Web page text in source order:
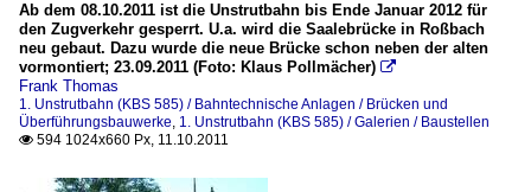
Ab dem 08.10.2011 ist die Unstrutbahn bis Ende Januar 2012 für
den Zugverkehr gesperrt. U.a. wird die Saalebrücke in Roßbach
neu gebaut. Dazu wurde die neue Brücke schon neben der alten
vormontiert; 23.09.2011 (Foto: Klaus Pollmächer) 
Frank Thomas
1. Unstrutbahn (KBS 585) / Bahntechnische Anlagen / Brücken und
Überführungsbauwerke, 1. Unstrutbahn (KBS 585) / Galerien / Baustellen
 594 1024x660 Px, 11.10.2011